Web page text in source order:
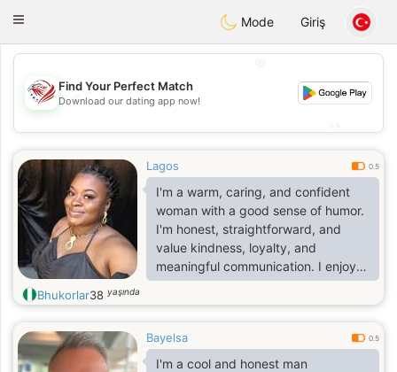
Dating
Toggle
Mode Giriş
💖
💕
Find Your Perfect Match
Download our dating app now!
Lagos 0.5
I'm a warm, caring, and confident
woman with a good sense of humor.
I'm honest, straightforward, and
value kindness, loyalty, and
meaningful communication. I enjoy
cooking, reading, and spending
quality time with the people I care
emotionally mature, and believe that
actions speak louder than words.
Bhukorlar38 yaşında
Bayelsa 0.5
I'm a cool and honest man